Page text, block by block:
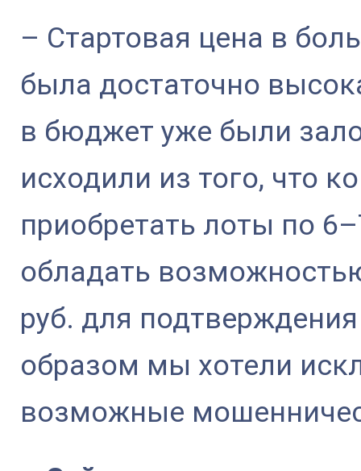
– Стартовая цена в
была достаточно
в бюджет уже были
исходили из того, что
приобретать лоты по
обладать
руб. для
образом мы хотели
возможные